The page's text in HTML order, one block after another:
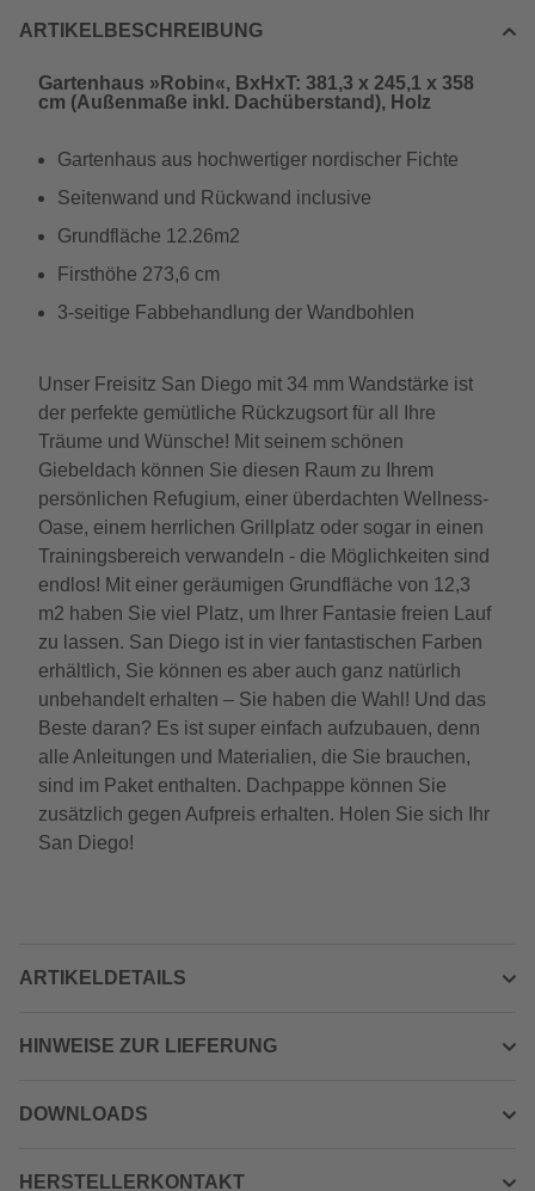
ARTIKELBESCHREIBUNG
Gartenhaus »Robin«, BxHxT: 381,3 x 245,1 x 358
cm (Außenmaße inkl. Dachüberstand), Holz
Gartenhaus aus hochwertiger nordischer Fichte
Seitenwand und Rückwand inclusive
Grundfläche 12.26m2
Firsthöhe 273,6 cm
3-seitige Fabbehandlung der Wandbohlen
Unser Freisitz San Diego mit 34 mm Wandstärke ist
der perfekte gemütliche Rückzugsort für all Ihre
Träume und Wünsche! Mit seinem schönen
Giebeldach können Sie diesen Raum zu Ihrem
persönlichen Refugium, einer überdachten Wellness-
Oase, einem herrlichen Grillplatz oder sogar in einen
Trainingsbereich verwandeln - die Möglichkeiten sind
endlos! Mit einer geräumigen Grundfläche von 12,3
m2 haben Sie viel Platz, um Ihrer Fantasie freien Lauf
zu lassen. San Diego ist in vier fantastischen Farben
erhältlich, Sie können es aber auch ganz natürlich
unbehandelt erhalten – Sie haben die Wahl! Und das
Beste daran? Es ist super einfach aufzubauen, denn
alle Anleitungen und Materialien, die Sie brauchen,
sind im Paket enthalten. Dachpappe können Sie
zusätzlich gegen Aufpreis erhalten. Holen Sie sich Ihr
San Diego!
ARTIKELDETAILS
HINWEISE ZUR LIEFERUNG
DOWNLOADS
HERSTELLERKONTAKT